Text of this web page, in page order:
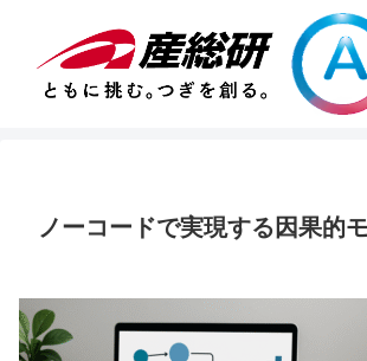
ノーコードで実現する因果的